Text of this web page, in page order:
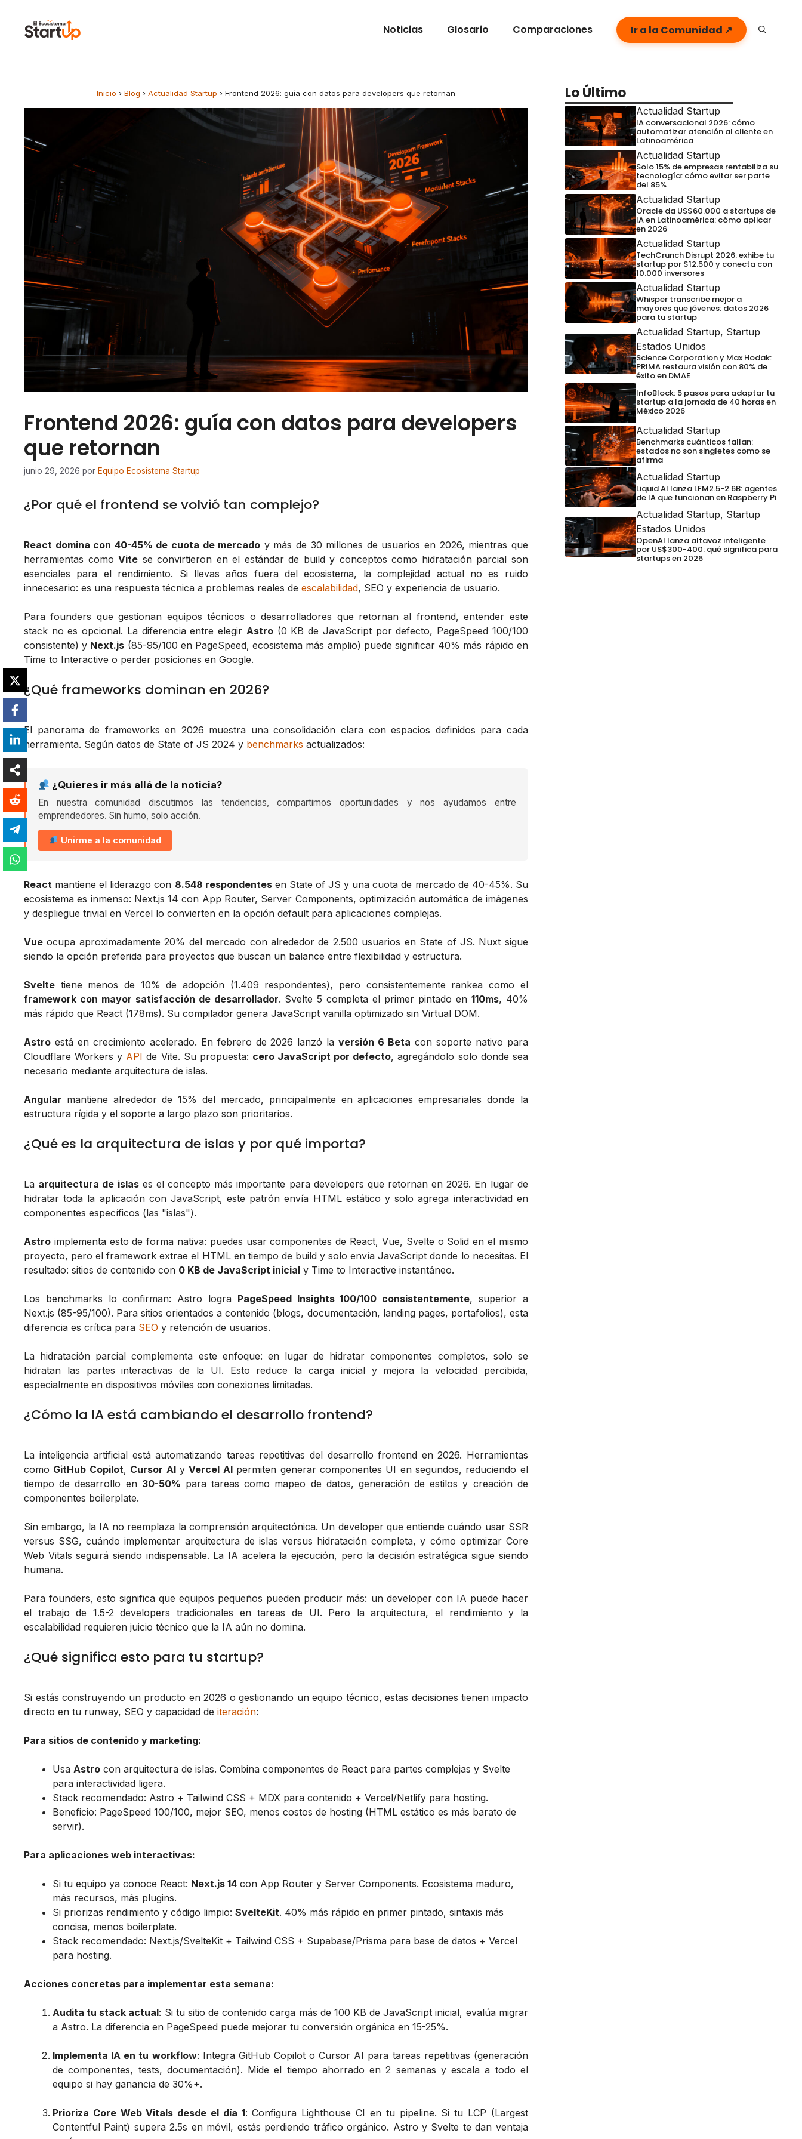
Noticias Glosario Comparaciones Ir a la Comunidad ↗
Inicio › Blog › Actualidad Startup › Frontend 2026: guía con datos para developers que retornan
Frontend 2026: guía con datos para developers
que retornan
junio 29, 2026 por Equipo Ecosistema Startup
¿Por qué el frontend se volvió tan complejo?
React domina con 40-45% de cuota de mercado y más de 30 millones de usuarios en 2026, mientras que
herramientas comoVite se convirtieron en el estándar de build y conceptos como hidratación parcial son
esenciales para el rendimiento. Si llevas años fuera del ecosistema, la complejidad actual no es ruido
innecesario: es una respuesta técnica a problemas reales de escalabilidad, SEO y experiencia de usuario.
Para founders que gestionan equipos técnicos o desarrolladores que retornan al frontend, entender este
stack no es opcional. La diferencia entre elegir Astro(0 KB de JavaScript por defecto, PageSpeed 100/100
consistente) y Next.js (85-95/100 en PageSpeed, ecosistema más amplio) puede significar 40% más rápido en
Time to Interactive o perder posiciones en Google.
¿Qué frameworks dominan en 2026?
El panorama de frameworks en 2026 muestra una consolidación clara con espacios definidos para cada
herramienta. Según datos de State of JS 2024 y benchmarks actualizados:
¿Quieres ir más allá de la noticia?
En nuestra comunidad discutimos las tendencias, compartimos oportunidades y nos ayudamos entre
emprendedores. Sin humo, solo acción.
Unirme a la comunidad
React mantiene el liderazgo con 8.548 respondentesen State of JS y una cuota de mercado de 40-45%. Su
ecosistema es inmenso: Next.js 14 con App Router, Server Components, optimización automática de imágenes
y despliegue trivial en Vercel lo convierten en la opción default para aplicaciones complejas.
Vue ocupa aproximadamente 20% del mercado con alrededor de 2.500 usuarios en State of JS. Nuxt sigue
siendo la opción preferida para proyectos que buscan un balance entre flexibilidad y estructura.
Svelte tiene menos de 10% de adopción (1.409 respondentes), pero consistentemente rankea como el
framework con mayor satisfacción de desarrollador. Svelte 5 completa el primer pintado en 110ms, 40%
más rápido que React (178ms). Su compilador genera JavaScript vanilla optimizado sin Virtual DOM.
Astro está en crecimiento acelerado. En febrero de 2026 lanzó laversión 6 Beta con soporte nativo para
Cloudflare Workers y API de Vite. Su propuesta: cero JavaScript por defecto, agregándolo solo donde sea
necesario mediante arquitectura de islas.
Angular mantiene alrededor de 15% del mercado, principalmente en aplicaciones empresariales donde la
estructura rígida y el soporte a largo plazo son prioritarios.
¿Qué es la arquitectura de islas y por qué importa?
La arquitectura de islases el concepto más importante para developers que retornan en 2026. En lugar de
hidratar toda la aplicación con JavaScript, este patrón envía HTML estático y solo agrega interactividad en
componentes específicos (las "islas").
Astro implementa esto de forma nativa: puedes usar componentes de React, Vue, Svelte o Solid en el mismo
proyecto, pero el framework extrae el HTML en tiempo de build y solo envía JavaScript donde lo necesitas. El
resultado: sitios de contenido con 0 KB de JavaScript inicial y Time to Interactive instantáneo.
Los benchmarks lo confirman: Astro logra PageSpeed Insights 100/100 consistentemente, superior a
Next.js (85-95/100). Para sitios orientados a contenido (blogs, documentación, landing pages, portafolios), esta
diferencia es crítica para SEO y retención de usuarios.
La hidratación parcial complementa este enfoque: en lugar de hidratar componentes completos, solo se
hidratan las partes interactivas de la UI. Esto reduce la carga inicial y mejora la velocidad percibida,
especialmente en dispositivos móviles con conexiones limitadas.
¿Cómo la IA está cambiando el desarrollo frontend?
La inteligencia artificial está automatizando tareas repetitivas del desarrollo frontend en 2026. Herramientas
como GitHub Copilot, Cursor AIyVercel AIpermiten generar componentes UI en segundos, reduciendo el
tiempo de desarrollo en 30-50% para tareas como mapeo de datos, generación de estilos y creación de
componentes boilerplate.
Sin embargo, la IA no reemplaza la comprensión arquitectónica. Un developer que entiende cuándo usar SSR
versus SSG, cuándo implementar arquitectura de islas versus hidratación completa, y cómo optimizar Core
Web Vitals seguirá siendo indispensable. La IA acelera la ejecución, pero la decisión estratégica sigue siendo
humana.
Para founders, esto significa que equipos pequeños pueden producir más: un developer con IA puede hacer
el trabajo de 1.5-2 developers tradicionales en tareas de UI. Pero la arquitectura, el rendimiento y la
escalabilidad requieren juicio técnico que la IA aún no domina.
¿Qué significa esto para tu startup?
Si estás construyendo un producto en 2026 o gestionando un equipo técnico, estas decisiones tienen impacto
directo en tu runway, SEO y capacidad de iteración:
Para sitios de contenido y marketing:
Usa Astro con arquitectura de islas. Combina componentes de React para partes complejas y Svelte
para interactividad ligera.
Stack recomendado: Astro + Tailwind CSS + MDX para contenido + Vercel/Netlify para hosting.
Beneficio: PageSpeed 100/100, mejor SEO, menos costos de hosting (HTML estático es más barato de
servir).
Para aplicaciones web interactivas:
Si tu equipo ya conoce React: Next.js 14 con App Router y Server Components. Ecosistema maduro,
más recursos, más plugins.
Si priorizas rendimiento y código limpio: SvelteKit. 40% más rápido en primer pintado, sintaxis más
concisa, menos boilerplate.
Stack recomendado: Next.js/SvelteKit + Tailwind CSS + Supabase/Prisma para base de datos + Vercel
para hosting.
Acciones concretas para implementar esta semana:
Audita tu stack actual: Si tu sitio de contenido carga más de 100 KB de JavaScript inicial, evalúa migrar
a Astro. La diferencia en PageSpeed puede mejorar tu conversión orgánica en 15-25%.
Implementa IA en tu workflow: Integra GitHub Copilot o Cursor AI para tareas repetitivas (generación
de componentes, tests, documentación). Mide el tiempo ahorrado en 2 semanas y escala a todo el
equipo si hay ganancia de 30%+.
Prioriza Core Web Vitals desde el día 1: Configura Lighthouse CI en tu pipeline. Si tu LCP (Largest
Contentful Paint) supera 2.5s en móvil, estás perdiendo tráfico orgánico. Astro y Svelte te dan ventaja
Lo Último
Actualidad Startup
IA conversacional 2026: cómo
automatizar atención al cliente en
Latinoamérica
Actualidad Startup
Solo 15% de empresas rentabiliza su
tecnología: cómo evitar ser parte
del 85%
Actualidad Startup
Oracle da US$60.000 a startups de
IA en Latinoamérica: cómo aplicar
en 2026
Actualidad Startup
TechCrunch Disrupt 2026: exhibe tu
startup por $12.500 y conecta con
10.000 inversores
Actualidad Startup
Whisper transcribe mejor a
mayores que jóvenes: datos 2026
para tu startup
Actualidad Startup, Startup
Estados Unidos
Science Corporation y Max Hodak:
PRIMA restaura visión con 80% de
éxito en DMAE
InfoBlock: 5 pasos para adaptar tu
startup a la jornada de 40 horas en
México 2026
Actualidad Startup
Benchmarks cuánticos fallan:
estados no son singletes como se
afirma
Actualidad Startup
Liquid AI lanza LFM2.5-2.6B: agentes
de IA que funcionan en Raspberry Pi
Actualidad Startup, Startup
Estados Unidos
OpenAI lanza altavoz inteligente
por US$300-400: qué significa para
startups en 2026